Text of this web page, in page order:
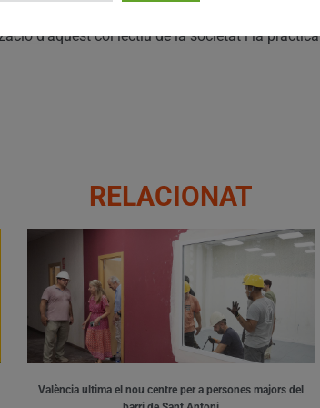
gestions bàsiques de la seua vida quotidiana, la
d’aquest col·lectiu de la societat i la pràctica
RELACIONAT
València ultima el nou centre per a persones majors del